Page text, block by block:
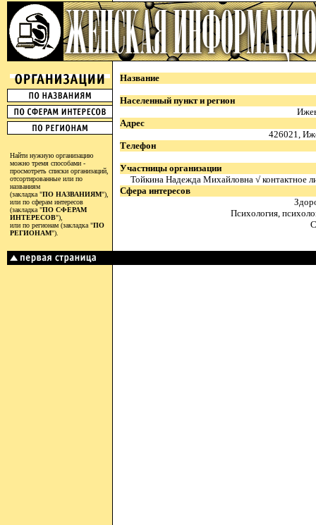
Найти нужную организацию
можно тремя способами -
просмотреть списки организаций,
отсортированные или по
названиям
(закладка "ПО НАЗВАНИЯМ"),
или по сферам интересов
(закладка "ПО СФЕРАМ
ИНТЕРЕСОВ"),
или по регионам (закладка "ПО
РЕГИОНАМ").
Название
Населенный пункт и регион
Адрес
426021,
Телефон
Участницы организации
Тойкина Надежда Михайловна √ контактное
Сфера интересов
Психология,